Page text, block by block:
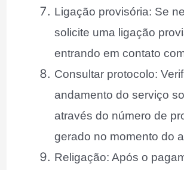
Ligação provisória: Se
solicite uma ligação
entrando em contato
Consultar protocolo:
andamento do serviço
através do número de
gerado no momento do
Religação: Após o